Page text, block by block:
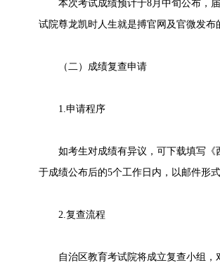
本次考试成绩预计于8月中旬公布，届
试院尊龙凯时人生就是搏官网及官微发布
（二）成绩复查申请
1.申请程序
如考生对成绩有异议，可下载填写《
于成绩公布后的5个工作日内，以邮件形
2.复查流程
自治区教育考试院将成立复查小组，